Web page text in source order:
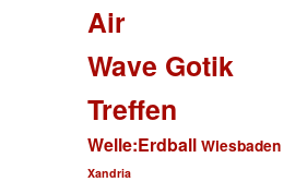
Air
Wave Gotik
Treffen
Welle:Erdball Wiesbaden
Xandria